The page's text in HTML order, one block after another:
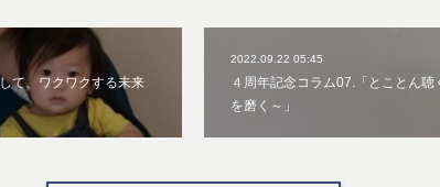
て、ワクワクする未来
2022.09.22 05:45
４周年記念コラム07.「とことん
を磨く～」